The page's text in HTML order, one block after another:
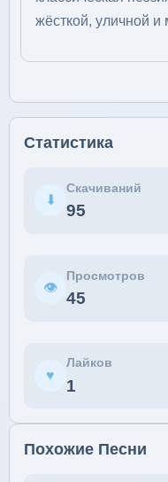
жёсткой, уличной
Статистика
⬇
Скачиваний
95
👁
Просмотров
45
♥
Лайков
1
Похожие Песни